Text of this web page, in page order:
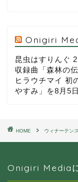
Onigiri
昆虫はすりんぐ
収録曲「森林の
ヒラウチマイ 初
やすみ」を8月5
HOME ウィナーテン
Onigiri Media